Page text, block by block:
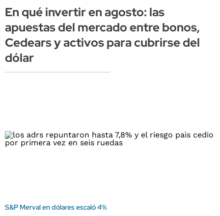
En qué invertir en agosto: las
apuestas del mercado entre bonos,
Cedears y activos para cubrirse del
dólar
S&P Merval en dólares escaló 4%